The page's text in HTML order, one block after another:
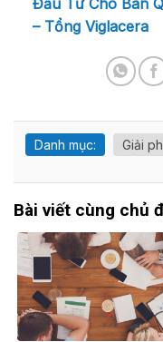
– Tổng Viglacera
Danh mục: Giải
Bài viết cùng chủ